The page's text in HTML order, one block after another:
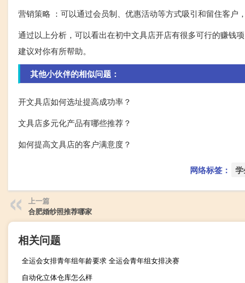
营销策略 ：可以通过会员制、优惠活动等方式吸引和留住客户，
通过以上分析，可以看出在初中文具店开店有很多可行的赚钱
建议对你有所帮助。
其他小伙伴的相似问题：
开文具店如何选址提高成功率？
文具店多元化产品有哪些推荐？
如何提高文具店的客户满意度？
网络标签：
上一篇
合肥婚纱照推荐哪家
相关问题
全运会女排青年组年龄要求 全运会青年组女排决赛
自动化立体仓库怎么样